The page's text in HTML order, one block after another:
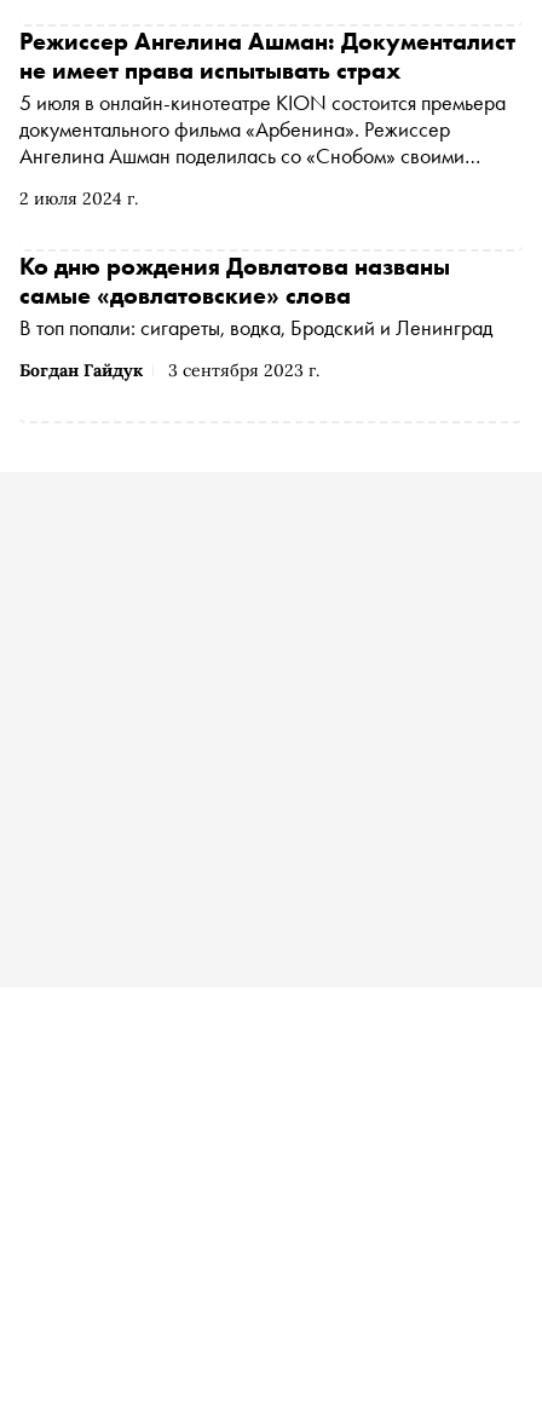
2 июля 2024 г.
Режиссер Ангелина Ашман: Документалист
не имеет права испытывать страх
5 июля в онлайн-кинотеатре KION состоится премьера
документального фильма «Арбенина». Режиссер
Ангелина Ашман поделилась со «Снобом» своими
том, как снимала кино о российских тюрьмах
Богдан Гайдук 3 сентября 2023 г.
Ко дню рождения Довлатова названы
самые «довлатовские» слова
В топ попали: сигареты, водка, Бродский и Ленинград